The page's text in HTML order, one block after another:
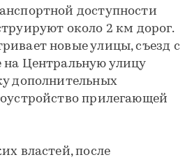
доступности
около 2 км дорог.
новые улицы, съезд с
на Центральную улицу
дополнительных
прилегающей
властей, после